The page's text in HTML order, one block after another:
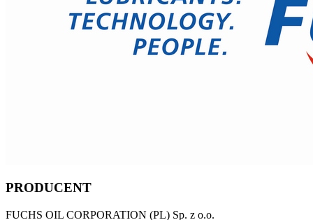
PRODUCENT
FUCHS OIL CORPORATION (PL) Sp. z o.o.